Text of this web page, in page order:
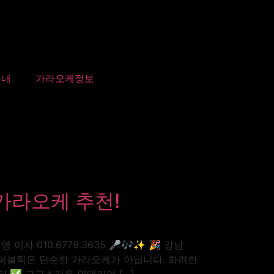
가라오케정보
라오케 추천!
영 이사 010.6779.3635 🎤🎶✨ 🎉 강남
릭은 단순한 가라오케가 아닙니다. 화려한